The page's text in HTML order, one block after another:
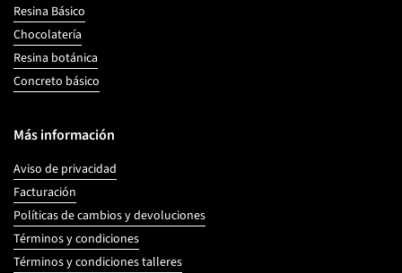
Resina Básico
Chocolatería
Resina botánica
Concreto básico
Más información
Aviso de privacidad
Facturación
Políticas de cambios y devoluciones
Términos y condiciones
Términos y condiciones talleres